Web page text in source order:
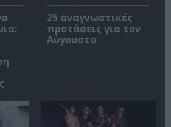
25 αναγνωστικές
προτάσεις για τον
Αύγουστο